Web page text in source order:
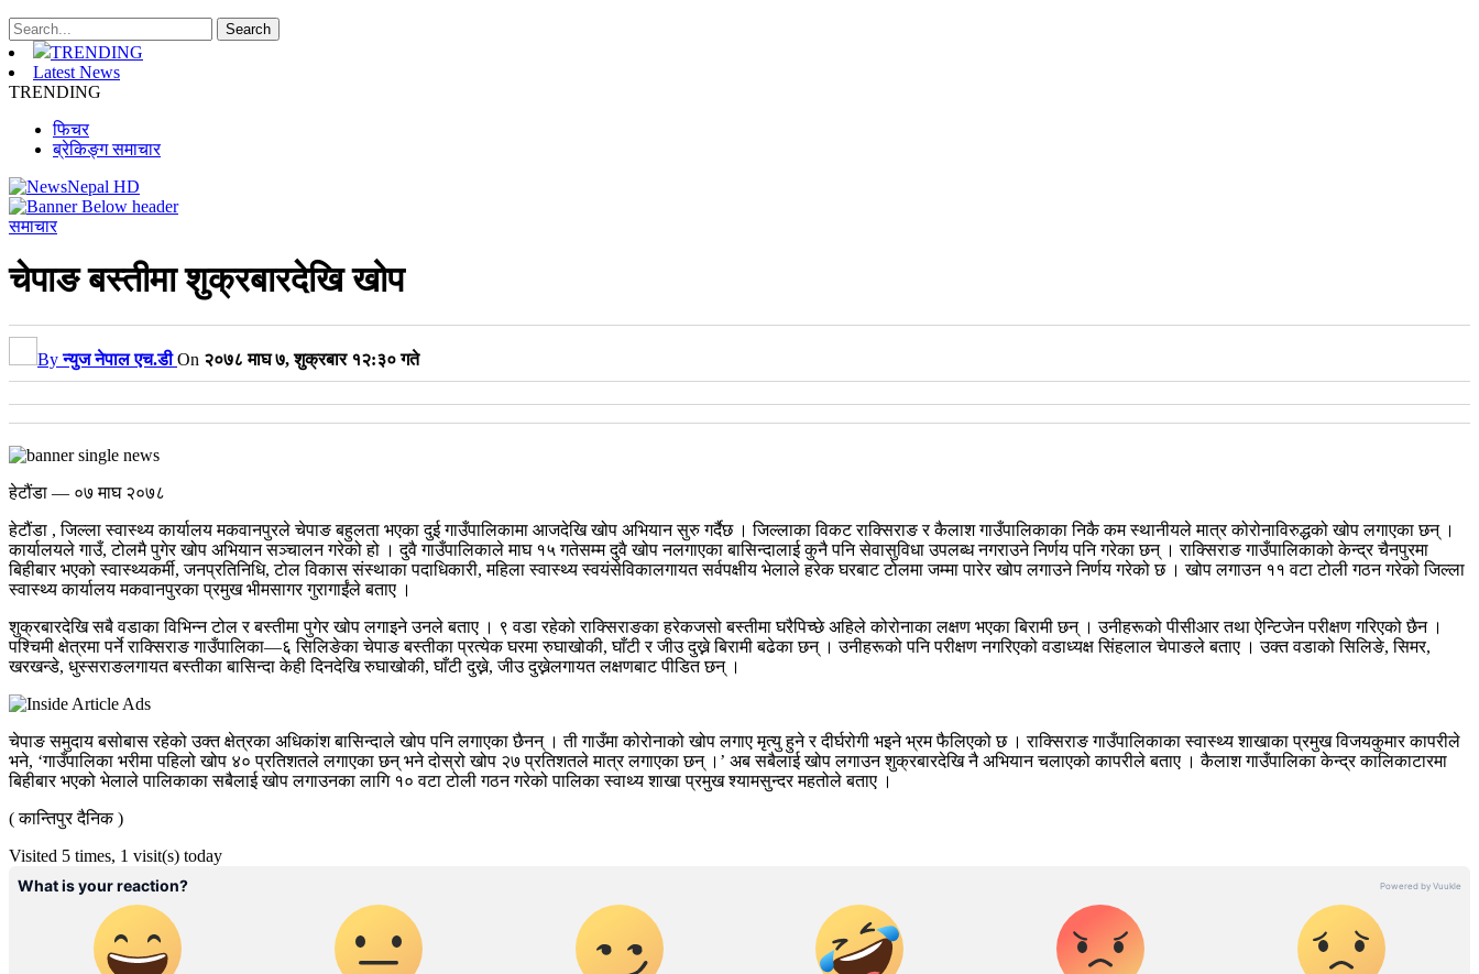
TRENDING
Latest News
TRENDING
फिचर
ब्रेकिङ्ग समाचार
समाचार
चेपाङ बस्तीमा शुक्रबारदेखि खोप
Byन्युज नेपाल एच.डी On २०७८ माघ ७, शुक्रबार १२:३० गते
हेटौंडा — ०७ माघ २०७८
हेटौंडा , जिल्ला स्वास्थ्य कार्यालय मकवानपुरले चेपाङ बहुलता भएका दुई गाउँपालिकामा आजदेखि खोप अभियान सुरु गर्दैछ । जिल्लाका विकट राक्सिराङ र कैलाश गाउँपालिकाका निकै कम स्थानीयले मात्र कोरोनाविरुद्धको खोप लगाएका छन् ।
कार्यालयले गाउँ, टोलमै पुगेर खोप अभियान सञ्चालन गरेको हो । दुवै गाउँपालिकाले माघ १५ गतेसम्म दुवै खोप नलगाएका बासिन्दालाई कुनै पनि सेवासुविधा उपलब्ध नगराउने निर्णय पनि गरेका छन् ।राक्सिराङ गाउँपालिकाको केन्द्र चैनपुरमा
बिहीबार भएको स्वास्थ्यकर्मी, जनप्रतिनिधि, टोल विकास संस्थाका पदाधिकारी, महिला स्वास्थ्य स्वयंसेविकालगायत सर्वपक्षीय भेलाले हरेक घरबाट टोलमा जम्मा पारेर खोप लगाउने निर्णय गरेको छ । खोप लगाउन ११ वटा टोली गठन गरेको जिल्ला
स्वास्थ्य कार्यालय मकवानपुरका प्रमुख भीमसागर गुरागाईंले बताए ।
शुक्रबारदेखि सबै वडाका विभिन्न टोल र बस्तीमा पुगेर खोप लगाइने उनले बताए । ९ वडा रहेको राक्सिराङका हरेकजसो बस्तीमा घरैपिच्छे अहिले कोरोनाका लक्षण भएका बिरामी छन् । उनीहरूको पीसीआर तथा ऐन्टिजेन परीक्षण गरिएको छैन ।
पश्चिमी क्षेत्रमा पर्ने राक्सिराङ गाउँपालिका—६ सिलिङेका चेपाङ बस्तीका प्रत्येक घरमा रुघाखोकी, घाँटी र जीउ दुख्ने बिरामी बढेका छन् । उनीहरूको पनि परीक्षण नगरिएको वडाध्यक्ष सिंहलाल चेपाङले बताए । उक्त वडाको सिलिङे, सिमर,
खरखन्डे, धुस्सराङलगायत बस्तीका बासिन्दा केही दिनदेखि रुघाखोकी, घाँटी दुख्ने, जीउ दुख्नेलगायत लक्षणबाट पीडित छन् ।
चेपाङ समुदाय बसोबास रहेको उक्त क्षेत्रका अधिकांश बासिन्दाले खोप पनि लगाएका छैनन् । ती गाउँमा कोरोनाको खोप लगाए मृत्यु हुने र दीर्घरोगी भइने भ्रम फैलिएको छ । राक्सिराङ गाउँपालिकाका स्वास्थ्य शाखाका प्रमुख विजयकुमार कापरीले
भने, ‘गाउँपालिका भरीमा पहिलो खोप ४० प्रतिशतले लगाएका छन् भने दोस्रो खोप २७ प्रतिशतले मात्र लगाएका छन् ।’ अब सबैलाई खोप लगाउन शुक्रबारदेखि नै अभियान चलाएको कापरीले बताए । कैलाश गाउँपालिका केन्द्र कालिकाटारमा
बिहीबार भएको भेलाले पालिकाका सबैलाई खोप लगाउनका लागि १० वटा टोली गठन गरेको पालिका स्वाथ्य शाखा प्रमुख श्यामसुन्दर महतोले बताए ।
( कान्तिपुर दैनिक )
Visited 5 times, 1 visit(s) today